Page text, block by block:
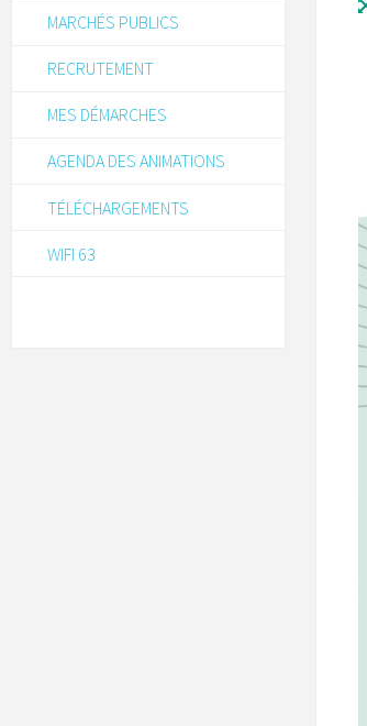
MARCHÉS PUBLICS
RECRUTEMENT
MES DÉMARCHES
AGENDA DES ANIMATIONS
TÉLÉCHARGEMENTS
WIFI 63